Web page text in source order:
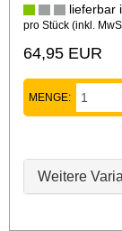
lieferbar
pro Stück (inkl.
64,95 EUR
MENGE:
Weitere